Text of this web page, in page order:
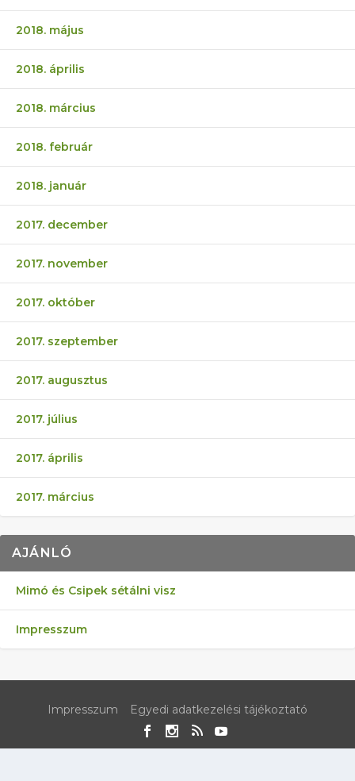
2018. május
2018. április
2018. március
2018. február
2018. január
2017. december
2017. november
2017. október
2017. szeptember
2017. augusztus
2017. július
2017. április
2017. március
AJÁNLÓ
Mimó és Csipek sétálni visz
Impresszum
Impresszum Egyedi adatkezelési tájékoztató